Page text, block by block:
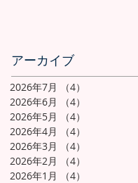
アーカイブ
2026年7月 （4）
2026年6月
（4）
2026年5月
（4）
2026年4月
（4）
2026年3月
（4）
2026年2月
（4）
2026年1月
（4）